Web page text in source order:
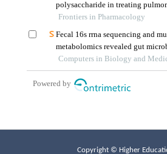
Copyright © Higher